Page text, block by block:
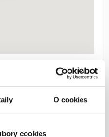
O cookies
cookies
nachádza v katastri
pri diaľnici D1 v
exit Triblavina.